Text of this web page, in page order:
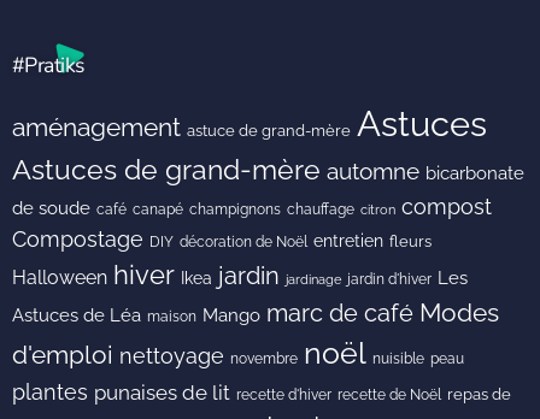
#Pratiks
aménagement astuce de grand-mère Astuces
Astuces de grand-mère automne bicarbonate
de soude café canapé champignons chauffage citron compost
Compostage DIY décoration de Noël entretien fleurs
Halloween hiver Ikea jardin jardinage jardin d'hiver Les
Astuces de Léa maison Mango marc de café Modes
d'emploi nettoyage novembre noël nuisible peau
plantes punaises de lit recette d'hiver recette de Noël repas de